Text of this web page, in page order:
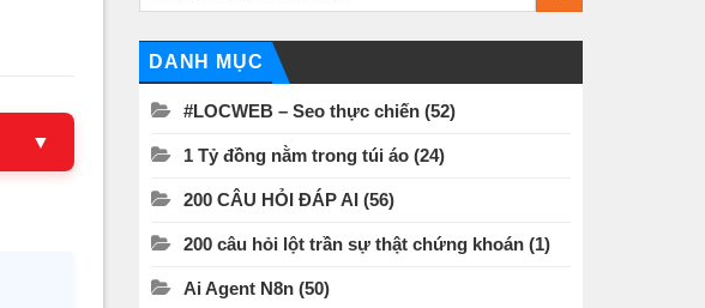
▼
DANH MỤC
#LOCWEB – Seo thực chiến (52)
1 Tỷ đồng nằm trong túi áo (24)
200 CÂU HỎI ĐÁP AI (56)
200 câu hỏi lột trần sự thật chứng khoán (1)
Ai Agent N8n (50)